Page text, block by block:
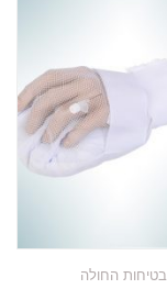
בטיחות החולה